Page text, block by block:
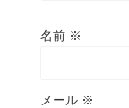
名前 ※
メール ※